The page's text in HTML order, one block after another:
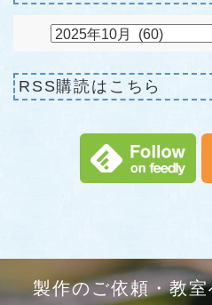
RSS購読はこちら
製作のご依頼・教